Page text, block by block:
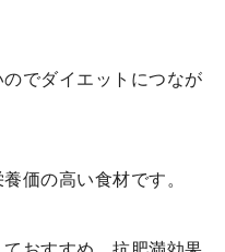
でダイエットにつなが
価の高い食材です。